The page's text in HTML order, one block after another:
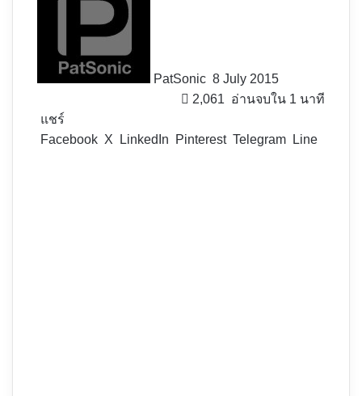
PatSonic 8 July 2015
2,061 อ่านจบใน 1 นาที
แชร์
Facebook X LinkedIn Pinterest Telegram Line